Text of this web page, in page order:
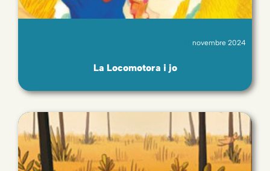
novembre 2024
La Locomotora i jo